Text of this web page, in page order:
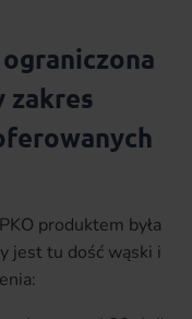
zakres
produktem była
jest tu dość wąski i